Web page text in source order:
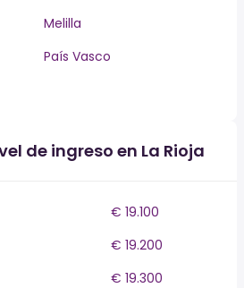
Melilla
País Vasco
de ingreso en La Rioja
€ 19.100
€ 19.200
€ 19.300